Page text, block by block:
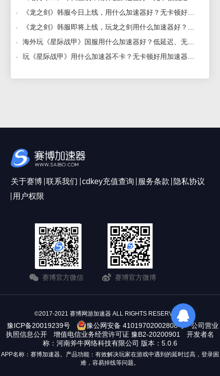
关于赛博 联系我们 cdkey充值查询 服务条款
隐私协议
用户权限
赛博官方微信 赛博官方微博
©2017-2021 赛博网游加速器 ALL RIGHTS RESERVERD
豫ICP备20019239号 豫公网安备 41019702002808号
公司营业
执照信息公开
增值电信业务经营许可证 豫B2-20200901
开发者名
称：河南斧牛网络科技有限公司 版本：5.0.6
APP名称：赛博加速器。产品功能：有效解决玩家在游戏中遇到的延时过高，登录困
难，容易掉线等问题。